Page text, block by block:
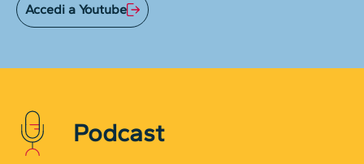
Accedi a Youtube
Podcast